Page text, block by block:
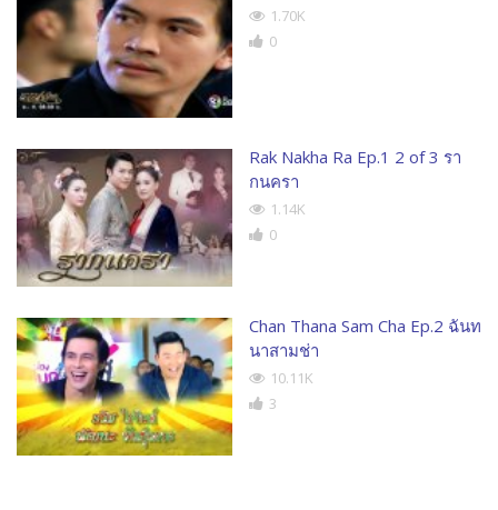
1.70K
0
Rak Nakha Ra Ep.1 2 of 3 รา
กนครา
1.14K
0
Chan Thana Sam Cha Ep.2 ฉันท
นาสามช่า
10.11K
3